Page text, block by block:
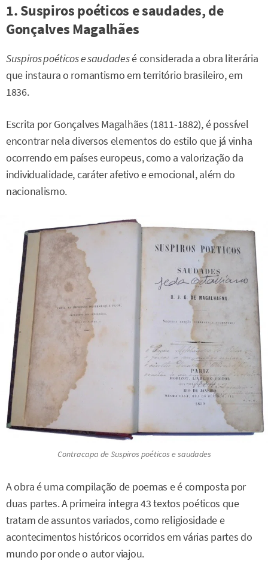
1. Suspiros poéticos e saudades, de
Gonçalves Magalhães
Suspiros poéticos e saudadesé considerada a obra literária
que instaura o romantismo em território brasileiro, em
1836.
Escrita por Gonçalves Magalhães (1811-1882), é possível
encontrar nela diversos elementos do estilo que já vinha
ocorrendo em países europeus, como a valorização da
individualidade, caráter afetivo e emocional, além do
nacionalismo.
Contracapa de Suspiros poéticos e saudades
A obra é uma compilação de poemas e é composta por
duas partes. A primeira integra 43 textos poéticos que
tratam de assuntos variados, como religiosidade e
acontecimentos históricos ocorridos em várias partes do
mundo por onde o autor viajou.